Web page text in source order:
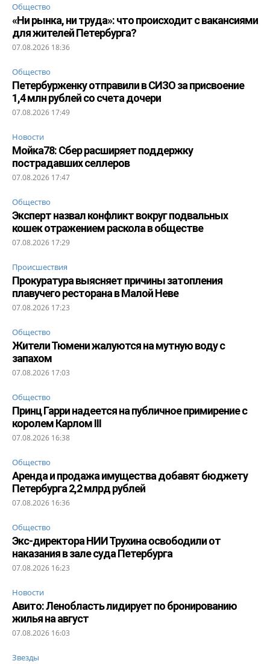
Общество
«Ни рынка, ни труда»: что происходит с вакансиями
для жителей Петербурга?
07.08.2026 18:36
Общество
Петербурженку отправили в СИЗО за присвоение
1,4 млн рублей со счета дочери
07.08.2026 17:49
Новости
Мойка78: Сбер расширяет поддержку
пострадавших селлеров
07.08.2026 17:47
Общество
Эксперт назвал конфликт вокруг подвальных
кошек отражением раскола в обществе
07.08.2026 17:29
Происшествия
Прокуратура выясняет причины затопления
плавучего ресторана в Малой Неве
07.08.2026 17:23
Общество
Жители Тюмени жалуются на мутную воду с
запахом
07.08.2026 17:03
Общество
Принц Гарри надеется на публичное примирение с
королем Карлом III
07.08.2026 16:38
Общество
Аренда и продажа имущества добавят бюджету
Петербурга 2,2 млрд рублей
07.08.2026 16:36
Общество
Экс-директора НИИ Трухина освободили от
наказания в зале суда Петербурга
07.08.2026 16:23
Новости
Авито: Ленобласть лидирует по бронированию
жилья на август
07.08.2026 16:03
Звезды